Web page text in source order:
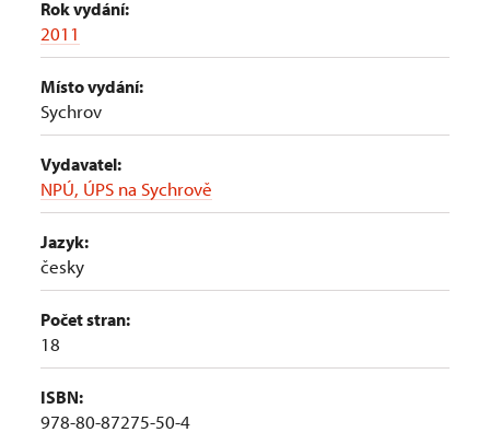
Rok vydání:
2011
Místo vydání:
Sychrov
Vydavatel:
NPÚ, ÚPS na Sychrově
Jazyk:
česky
Počet stran:
18
ISBN:
978-80-87275-50-4